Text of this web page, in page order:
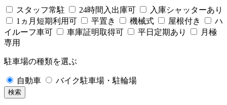
スタッフ常駐 24時間入出庫可
入庫シャッターあり
1ヵ月短期利用可
平置き 機械式 屋根付き
ハ
イルーフ車可
車庫証明取得可 平日定期あり
月極
専用
駐車場の種類を選ぶ
自動車 バイク駐車場・駐輪場
検索